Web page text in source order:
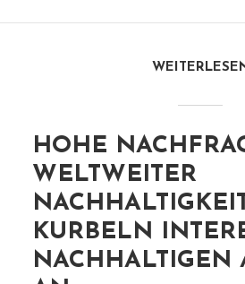
HOHE
WELTWEITER
KURBELN
NACHHALTIGEN